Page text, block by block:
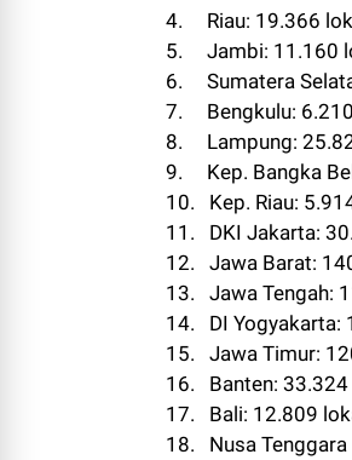
4. Riau: 19.366
5. Jambi: 11.160
6. Sumatera
7. Bengkulu:
8. Lampung:
9. Kep. Bangka
10. Kep. Riau:
11. DKI Jakarta:
12. Jawa Barat:
13. Jawa Tengah:
14. DI Yogyakarta:
15. Jawa Timur:
16. Banten: 33.324
17. Bali: 12.809
18. Nusa